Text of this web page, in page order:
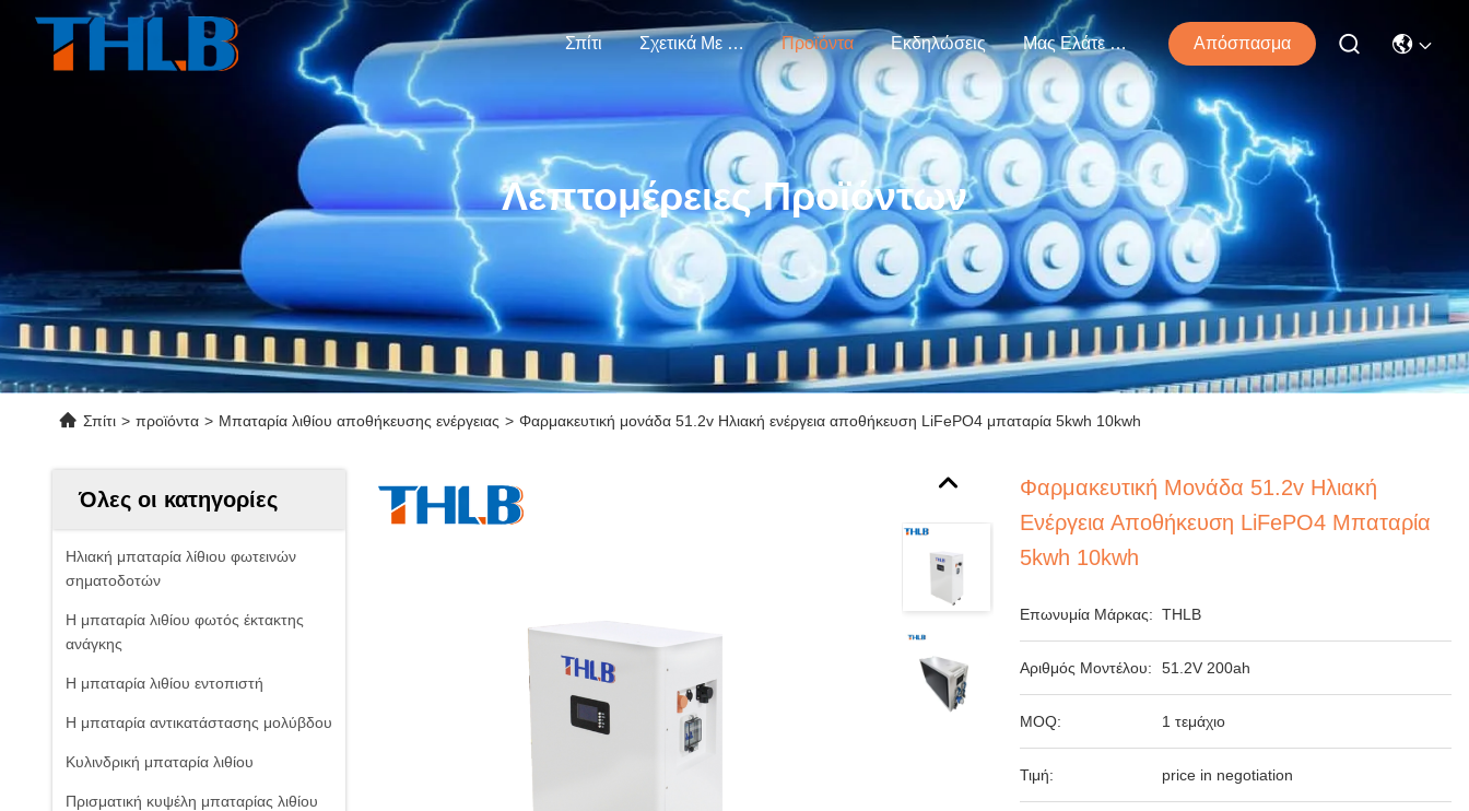
Σπίτι Σχετικά Με Εμάς Προϊόντα Εκδηλώσεις Μας Ελάτε Σε Επαφή Με Απόσπασμα
Λεπτομέρειες Προϊόντων
Σπίτι > προϊόντα > Μπαταρία λιθίου αποθήκευσης ενέργειας > Φαρμακευτική μονάδα 51.2v Ηλιακή ενέργεια αποθήκευση LiFePO4 μπαταρία 5kwh 10kwh
Όλες οι κατηγορίες
Ηλιακή μπαταρία λίθιου φωτεινών
σηματοδοτών
Η μπαταρία λιθίου φωτός έκτακτης
ανάγκης
Η μπαταρία λιθίου εντοπιστή
Η μπαταρία αντικατάστασης μολύβδου
Κυλινδρική μπαταρία λιθίου
Πρισματική κυψέλη μπαταρίας λιθίου
Φαρμακευτική Μονάδα 51.2v Ηλιακή
Ενέργεια Αποθήκευση LiFePO4 Μπαταρία
5kwh 10kwh
Επωνυμία Μάρκας: THLB
Αριθμός Μοντέλου: 51.2V 200ah
MOQ: 1 τεμάχιο
Τιμή: price in negotiation